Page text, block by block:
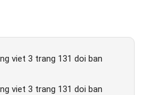
viet 3 trang 131 doi ban
viet 3 trang 131 doi ban